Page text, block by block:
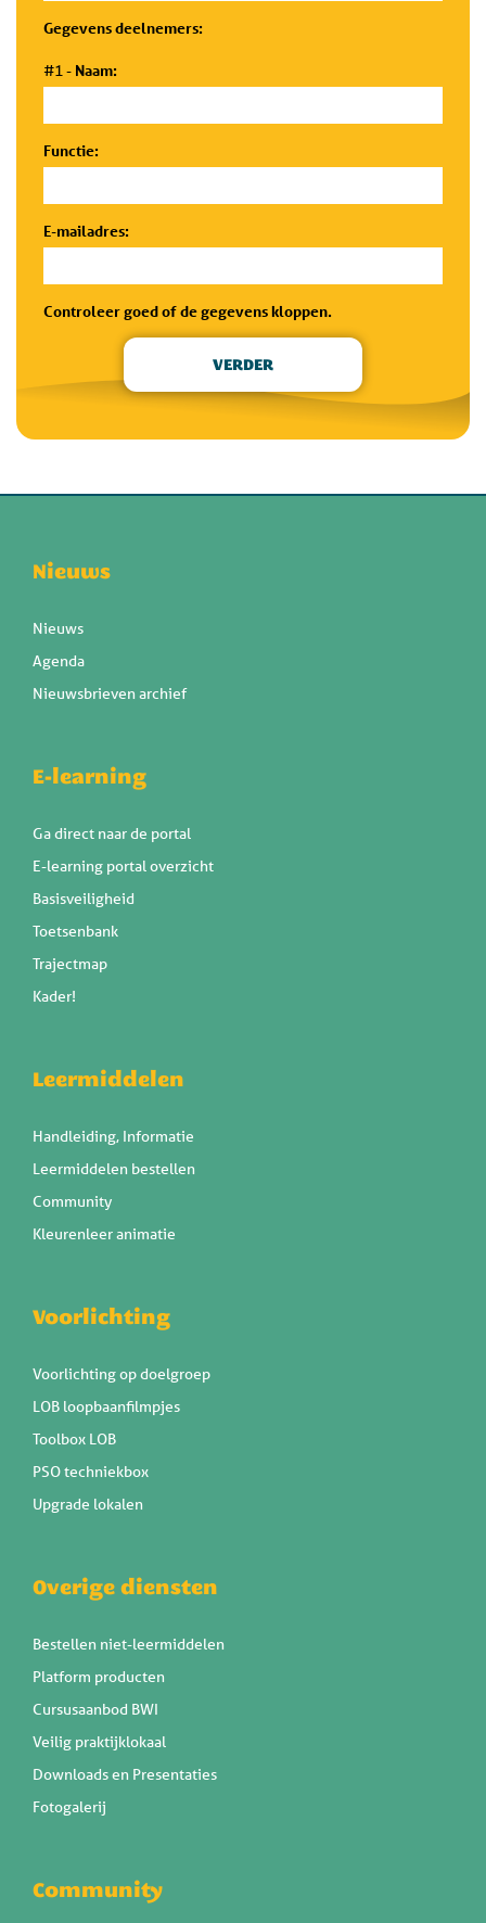
Gegevens deelnemers:
#1 - Naam:
Functie:
E-mailadres:
Controleer goed of de gegevens kloppen.
Nieuws
Nieuws
Agenda
Nieuwsbrieven archief
E-learning
Ga direct naar de portal
E-learning portal overzicht
Basisveiligheid
Toetsenbank
Trajectmap
Kader!
Leermiddelen
Handleiding, Informatie
Leermiddelen bestellen
Community
Kleurenleer animatie
Voorlichting
Voorlichting op doelgroep
LOB loopbaanfilmpjes
Toolbox LOB
PSO techniekbox
Upgrade lokalen
Overige diensten
Bestellen niet-leermiddelen
Platform producten
Cursusaanbod BWI
Veilig praktijklokaal
Downloads en Presentaties
Fotogalerij
Community